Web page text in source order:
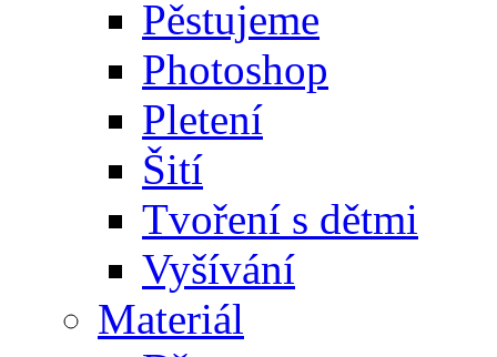
Pěstujeme
Photoshop
Pletení
Šití
Tvoření s dětmi
Vyšívání
Materiál